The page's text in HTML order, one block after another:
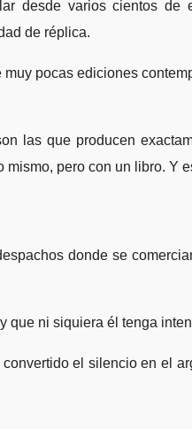
desde varios cientos
de réplica.
pocas ediciones
las que producen
pero con un libro. Y
donde se
que ni siquiera él tenga
convertido el silencio en el